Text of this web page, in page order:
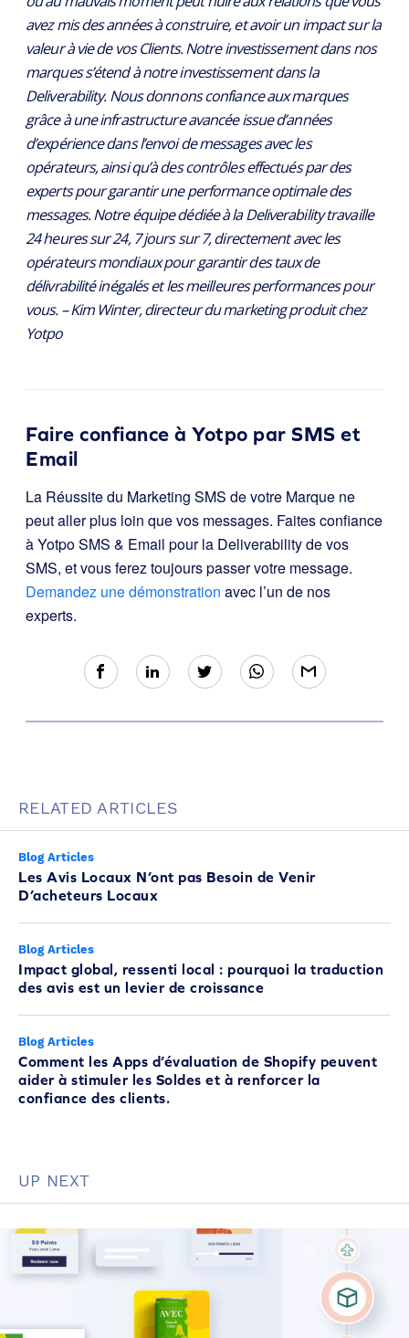
avez mis des années à construire, et avoir un impact sur la
valeur à vie de vos Clients. Notre investissement dans nos
marques s’étend à notre investissement dans la
Deliverability. Nous donnons confiance aux marques
grâce à une infrastructure avancée issue d’années
d’expérience dans l’envoi de messages avec les
opérateurs, ainsi qu’à des contrôles effectués par des
experts pour garantir une performance optimale des
messages. Notre équipe dédiée à la Deliverability travaille
24 heures sur 24, 7 jours sur 7, directement avec les
opérateurs mondiaux pour garantir des taux de
délivrabilité inégalés et les meilleures performances pour
vous. – Kim Winter, directeur du marketing produit chez
Yotpo
Faire confiance à Yotpo par SMS et
Email
La Réussite du Marketing SMS de votre Marque ne
peut aller plus loin que vos messages. Faites confiance
à Yotpo SMS & Email pour la Deliverability de vos
SMS, et vous ferez toujours passer votre message.
Demandez une démonstration avec l’un de nos
experts.
RELATED ARTICLES
Blog Articles
Les Avis Locaux N’ont pas Besoin de Venir
D’acheteurs Locaux
Blog Articles
Impact global, ressenti local : pourquoi la traduction
des avis est un levier de croissance
Blog Articles
Comment les Apps d’évaluation de Shopify peuvent
aider à stimuler les Soldes et à renforcer la
confiance des clients.
UP NEXT